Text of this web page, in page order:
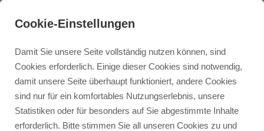
Das sagen meine Kunden
Cookie-Einstellungen
Damit Sie unsere Seite vollständig nutzen können, sind
Cookies erforderlich. Einige dieser Cookies sind notwendig,
damit unsere Seite überhaupt funktioniert, andere Cookies
sind nur für ein komfortables Nutzungserlebnis, unsere
Statistiken oder für besonders auf Sie abgestimmte Inhalte
erforderlich. Bitte stimmen Sie all unseren Cookies zu und